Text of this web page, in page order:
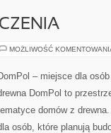
MOŻLIWOŚĆ
– miejsce dla
DomPol to
domów z
osób, które planują